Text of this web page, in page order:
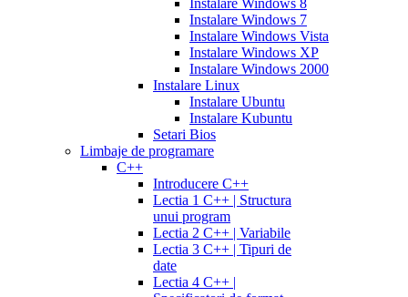
Instalare Windows 8
Instalare Windows 7
Instalare Windows Vista
Instalare Windows XP
Instalare Windows 2000
Instalare Linux
Instalare Ubuntu
Instalare Kubuntu
Setari Bios
Limbaje de programare
C++
Introducere C++
Lectia 1 C++ | Structura
unui program
Lectia 2 C++ | Variabile
Lectia 3 C++ | Tipuri de
date
Lectia 4 C++ |